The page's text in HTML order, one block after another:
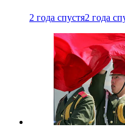
2 года спустя2 года